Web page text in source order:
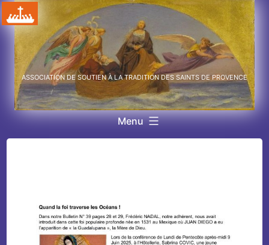
Aller
au
contenu
ASSOCIATION DE SOUTIEN À LA TRADITION DES SAINTS DE PROVENCE
Menu